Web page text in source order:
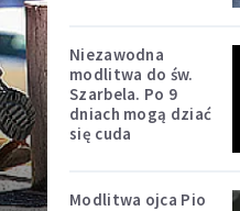
Niezawodna
modlitwa do św.
Szarbela. Po 9
dniach mogą dziać
się cuda
Modlitwa ojca Pio